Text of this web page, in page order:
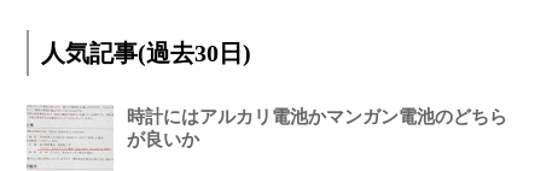
人気記事(過去30日)
時計にはアルカリ電池かマンガン電池のどちら
が良いか